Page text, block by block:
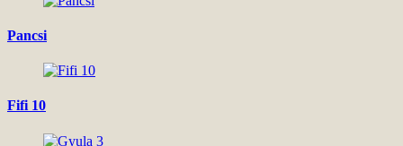
Pancsi
Fifi 10